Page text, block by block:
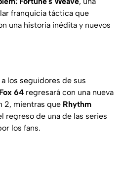
franquicia táctica que
una historia inédita y nuevos
los seguidores de sus
64 regresará con una nueva
2, mientras que Rhythm
regreso de una de las series
los fans.